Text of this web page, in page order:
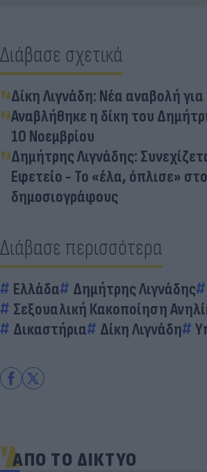
Διάβασε σχετικά
Δίκη Λιγνάδη: Νέα αναβολή για
Αναβλήθηκε η δίκη του
10 Νοεμβρίου
Δημήτρης Λιγνάδης:
Εφετείο - Το «έλα, όπλισε»
δημοσιογράφους
Διάβασε περισσότερα
Ελλάδα Δημήτρης Λιγνάδης
Σεξουαλική Κακοποίηση
Δικαστήρια
Δίκη Λιγνάδη
ΑΠΟ ΤΟ ΔΙΚΤΥΟ